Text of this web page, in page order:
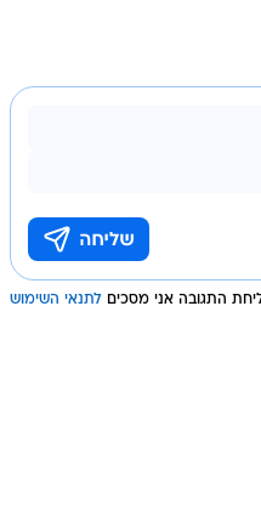
התגובה אני מסכים לתנאי השימוש